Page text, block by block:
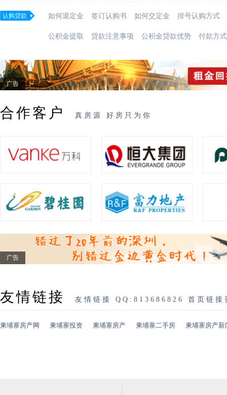
认购贷款 如何退定金 签订认购书 如何交定金 排号认购方式
公积金提取 贷款注意事项 公积金贷款优势 付款方式
广告
合作客户 真房源 好房只为你
广告
友情链接 友情链接 QQ:813686826 首页链
柬埔寨房产网 柬埔寨投资 柬埔寨房产 柬埔寨二手房 柬埔寨房产新